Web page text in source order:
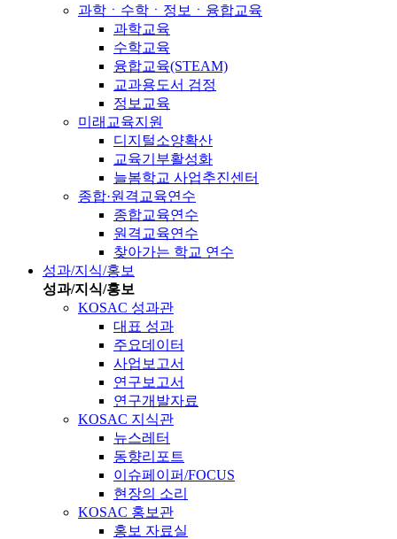
과학ㆍ수학ㆍ정보ㆍ융합교육
과학교육
수학교육
융합교육(STEAM)
교과용도서 검정
정보교육
미래교육지원
디지털소양확산
교육기부활성화
늘봄학교 사업추진센터
종합·원격교육연수
종합교육연수
원격교육연수
찾아가는 학교 연수
성과/지식/홍보
성과/지식/홍보
KOSAC 성과관
대표 성과
주요데이터
사업보고서
연구보고서
연구개발자료
KOSAC 지식관
뉴스레터
동향리포트
이슈페이퍼/FOCUS
현장의 소리
KOSAC 홍보관
홍보 자료실